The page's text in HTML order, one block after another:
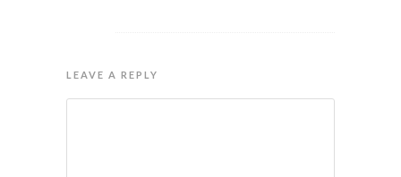
LEAVE A REPLY